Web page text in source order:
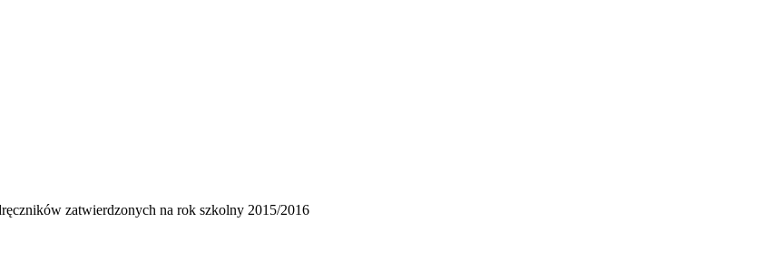
zatwierdzonych na rok szkolny 2015/2016